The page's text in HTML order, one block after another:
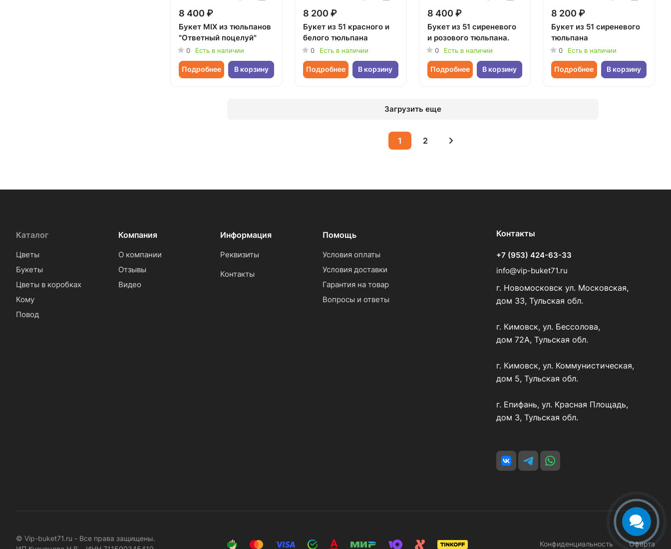
8 400 ₽
Букет MIX из тюльпанов
"Ответный поцелуй"
0 Есть в наличии
Подробнее В корзину
8 200 ₽
Букет из 51 красного и
белого тюльпана
0 Есть в наличии
Подробнее В корзину
8 400 ₽
Букет из 51 сиреневого
и розового тюльпана.
0 Есть в наличии
Подробнее В корзину
8 200 ₽
Букет из 51 сиреневого
тюльпана
0 Есть в наличии
Подробнее В корзину
Загрузить еще
1 2
Каталог
Цветы
Букеты
Цветы в коробках
Кому
Повод
Компания
О компании
Отзывы
Видео
Информация
Реквизиты
Контакты
Помощь
Условия оплаты
Условия доставки
Гарантия на товар
Вопросы и ответы
Контакты
+7 (953) 424-63-33
info@vip-buket71.ru
г. Новомосковск ул. Московская,
дом 33, Тульская обл.
г. Кимовск, ул. Бессолова,
дом 72А, Тульская обл.
г. Кимовск, ул. Коммунистическая,
дом 5, Тульская обл.
г. Епифань, ул. Красная Площадь,
дом 3, Тульская обл.
© Vip-buket71.ru - Все права защищены.
Конфиденциальность Оферта